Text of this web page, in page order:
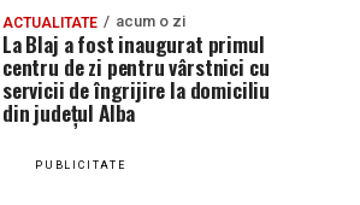
ACTUALITATE acum o zi
La Blaj a fost inaugurat primul
centru de zi pentru vârstnici cu
servicii de îngrijire la domiciliu
din județul Alba
PUBLICITATE